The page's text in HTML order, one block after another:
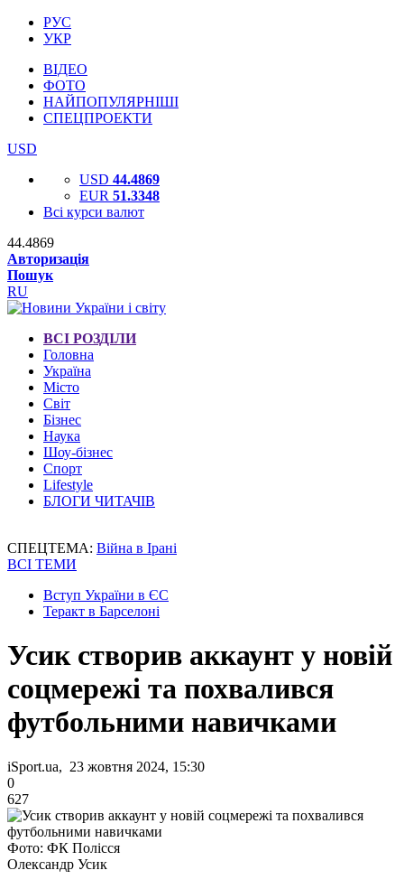
РУС
УКР
ВІДЕО
ФОТО
НАЙПОПУЛЯРНІШІ
СПЕЦПРОЕКТИ
USD
USD 44.4869
EUR 51.3348
Всі курси валют
44.4869
Авторизація
Пошук
RU
ВСІ РОЗДІЛИ
Головна
Україна
Місто
Світ
Бізнес
Наука
Шоу-бізнес
Спорт
Lifestyle
БЛОГИ ЧИТАЧІВ
СПЕЦТЕМА: Війна в Ірані
ВСІ ТЕМИ
Вступ України в ЄС
Теракт в Барселоні
Усик створив аккаунт у новій
соцмережі та похвалився
футбольними навичками
iSport.ua, 23 жовтня 2024, 15:30
0
627
Фото: ФК Полісся
Олександр Усик